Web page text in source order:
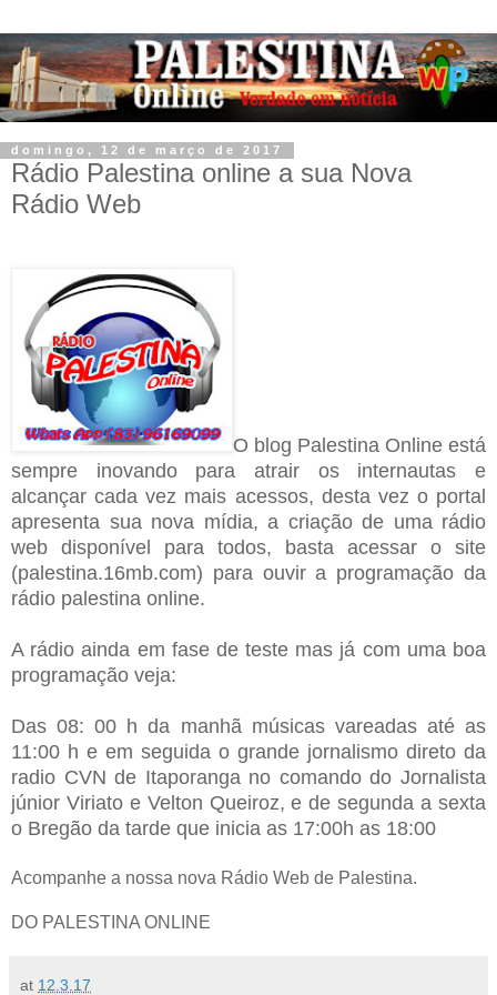
domingo, 12 de março de 2017
Rádio Palestina online a sua Nova
Rádio Web
O blog Palestina Online está
sempre inovando para atrair os internautas e
alcançar cada vez mais acessos, desta vez o portal
apresenta sua nova mídia, a criação de uma rádio
web disponível para todos, basta acessar o site
(palestina.16mb.com) para ouvir a programação da
rádio palestina online.
A rádio ainda em fase de teste mas já com uma boa
programação veja:
Das 08: 00 h da manhã músicas vareadas até as
11:00 h e em seguida o grande jornalismo direto da
radio CVN de Itaporanga no comando do Jornalista
júnior Viriato e Velton Queiroz, e de segunda a sexta
o Bregão da tarde que inicia as 17:00h as 18:00
Acompanhe a nossa nova Rádio Web de Palestina.
DO PALESTINA ONLINE
at 12.3.17